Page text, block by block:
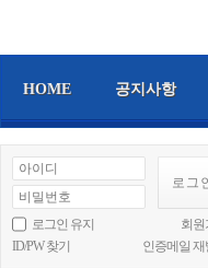
HOME 공지사항
로그인 유지
회원
ID/PW 찾기
인증메일 재